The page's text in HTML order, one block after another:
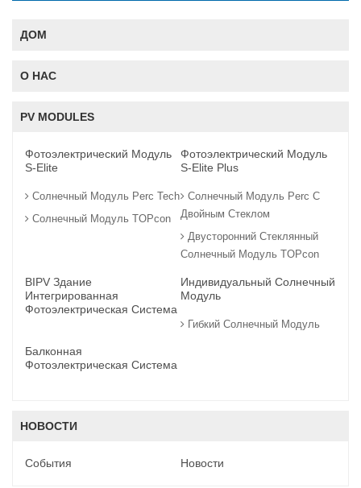
ДОМ
О НАС
PV MODULES
Фотоэлектрический Модуль
S-Elite
Солнечный Модуль Perc Tech
Солнечный Модуль TOPcon
Фотоэлектрический Модуль
S-Elite Plus
Солнечный Модуль Perc С
Двойным Стеклом
Двусторонний Стеклянный
Солнечный Модуль TOPcon
BIPV Здание
Интегрированная
Фотоэлектрическая Система
Индивидуальный Солнечный
Модуль
Гибкий Солнечный Модуль
Балконная
Фотоэлектрическая Система
НОВОСТИ
События Новости